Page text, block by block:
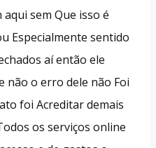
sem Que isso é
Especialmente sentido
aí então ele
não o erro dele não Foi
foi Acreditar demais
os serviços online